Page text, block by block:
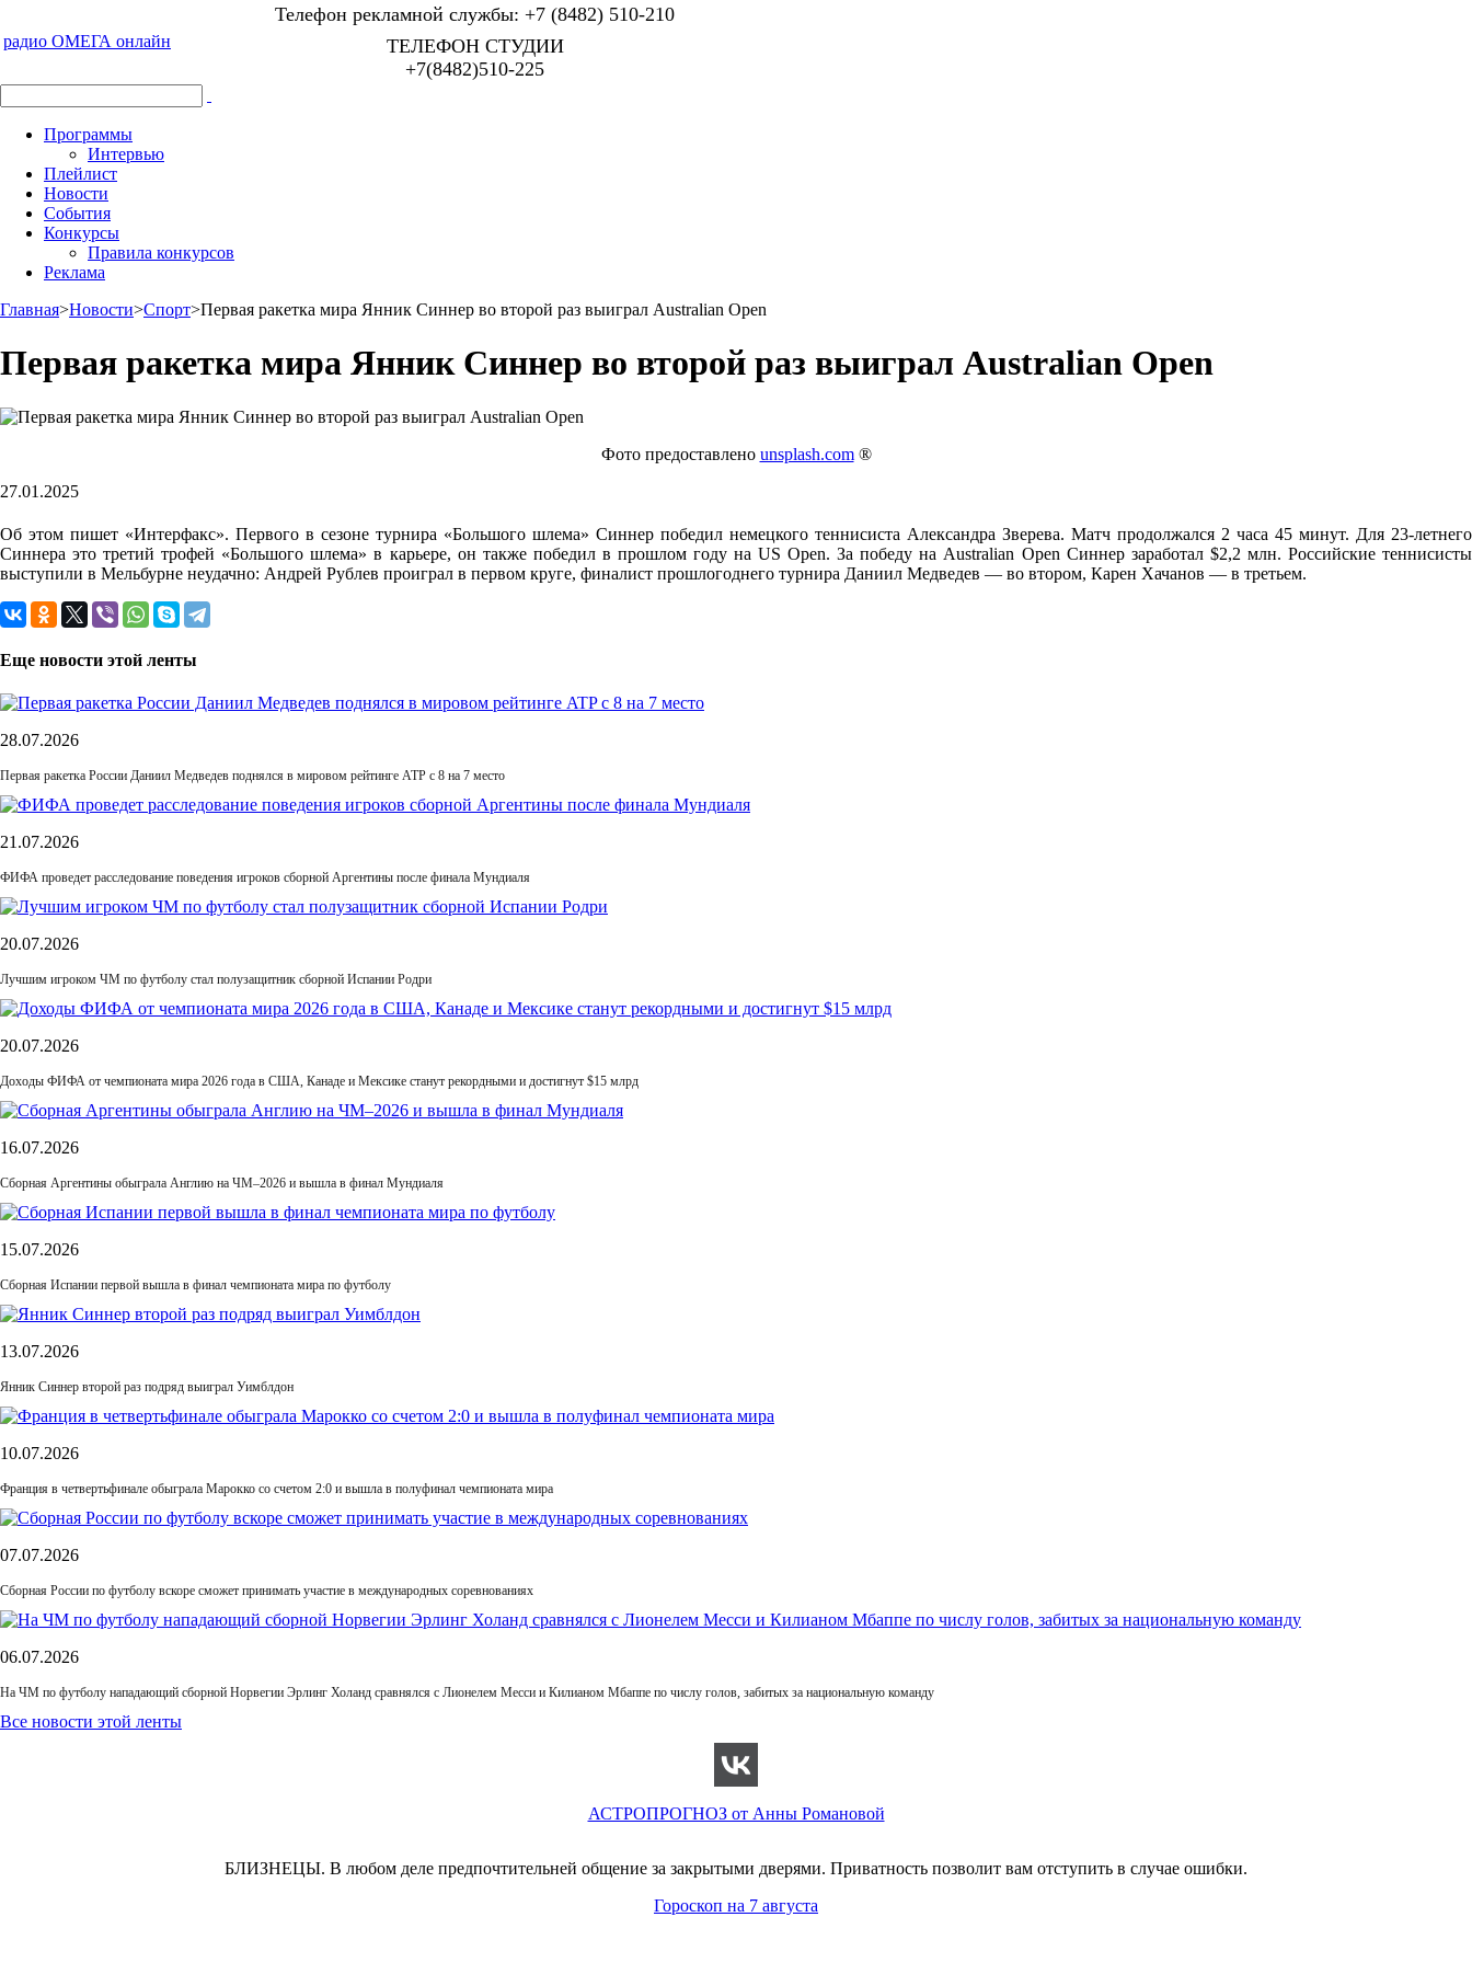
радио ОМЕГА онлайн
Телефон рекламной службы: +7 (8482) 510-210
ТЕЛЕФОН СТУДИИ
+7(8482)510-225
Программы
Интервью
Плейлист
Новости
События
Конкурсы
Правила конкурсов
Реклама
Главная>Новости>Спорт>Первая ракетка мира Янник Синнер во второй раз выиграл Australian Open
Первая ракетка мира Янник Синнер во второй раз выиграл Australian Open
Фото предоставлено unsplash.com®
27.01.2025
Об этом пишет «Интерфакс». Первого в сезоне турнира «Большого шлема» Синнер победил немецкого теннисиста Александра Зверева. Матч продолжался 2 часа 45 минут. Для 23-летнего
Синнера это третий трофей «Большого шлема» в карьере, он также победил в прошлом году на US Open. За победу на Australian Open Синнер заработал $2,2 млн. Российские теннисисты
выступили в Мельбурне неудачно: Андрей Рублев проиграл в первом круге, финалист прошлогоднего турнира Даниил Медведев — во втором, Карен Хачанов — в третьем.
Еще новости этой ленты
28.07.2026
Первая ракетка России Даниил Медведев поднялся в мировом рейтинге ATP с 8 на 7 место
21.07.2026
ФИФА проведет расследование поведения игроков сборной Аргентины после финала Мундиаля
20.07.2026
Лучшим игроком ЧМ по футболу стал полузащитник сборной Испании Родри
20.07.2026
Доходы ФИФА от чемпионата мира 2026 года в США, Канаде и Мексике станут рекордными и достигнут $15 млрд
16.07.2026
Сборная Аргентины обыграла Англию на ЧМ–2026 и вышла в финал Мундиаля
15.07.2026
Сборная Испании первой вышла в финал чемпионата мира по футболу
13.07.2026
Янник Синнер второй раз подряд выиграл Уимблдон
10.07.2026
Франция в четвертьфинале обыграла Марокко со счетом 2:0 и вышла в полуфинал чемпионата мира
07.07.2026
Сборная России по футболу вскоре сможет принимать участие в международных соревнованиях
06.07.2026
На ЧМ по футболу нападающий сборной Норвегии Эрлинг Холанд сравнялся с Лионелем Месси и Килианом Мбаппе по числу голов, забитых за национальную команду
Все новости этой ленты
АСТРОПРОГНОЗ от Анны Романовой
БЛИЗНЕЦЫ. В любом деле предпочтительней общение за закрытыми дверями. Приватность позволит вам отступить в случае ошибки.
Гороскоп на 7 августа